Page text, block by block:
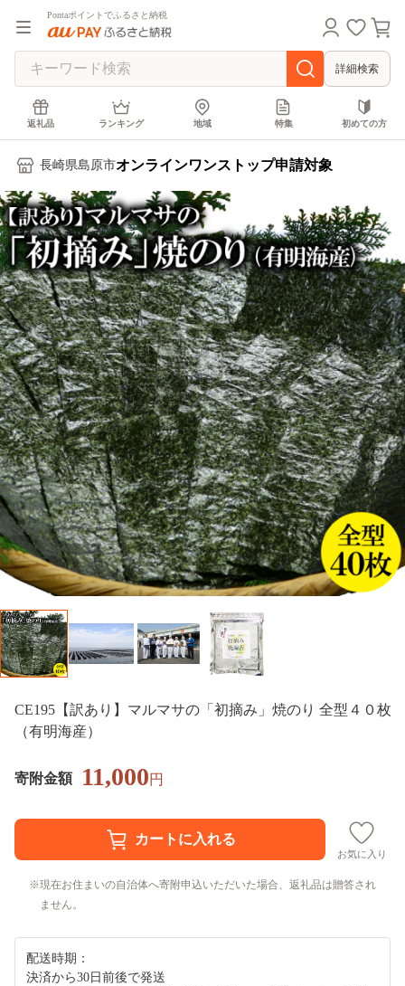
Pontaポイントでふるさと納税
詳細検索
返礼品 ランキング 地域 特集 初めての方
長崎県島原市オンラインワンストップ申請対象
CE195【訳あり】マルマサの「初摘み」焼のり 全型４０枚
（有明海産）
寄附金額 11,000円
お気に入り
現在お住まいの自治体へ寄附申込いただいた場合、返礼品は贈答され
ません。
配送時期：
決済から30日前後で発送